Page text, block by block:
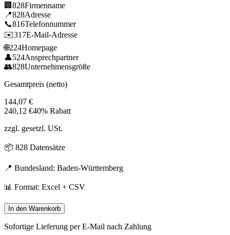
🏢 828Firmenname
📍828Adresse
📞816Telefonnummer
✉️317E-Mail-Adresse
🌐224Homepage
👤524Ansprechpartner
👥828Unternehmensgröße
Gesamtpreis (netto)
144,07 €
240,12 €40% Rabatt
zzgl. gesetzl. USt.
📦 828 Datensätze
📍 Bundesland: Baden-Württemberg
📊 Format: Excel + CSV
In den Warenkorb
Sofortige Lieferung per E-Mail nach Zahlung